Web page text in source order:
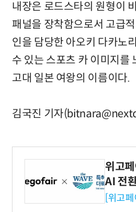
내장은 로드스타의 원형이
패널을 장착함으로서 고급
인을 담당한 아오키 다카노
수 있는 스포츠 카 이미지를
고대 일본 여왕의 이름이다.
김국진 기자
위고
AI 전
시엄
[위고